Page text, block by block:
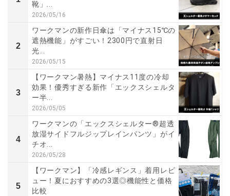
靴」...
2026/05/16
2
ワークマンの新作日傘は「マイナス15℃の
遮熱機能」がすごい！2300円で直射日
光...
2026/05/15
3
【ワークマン暑熱】マイナス11度の冷却
効果！優秀すぎる新作「エックスシェルタ
ー半...
2026/05/05
4
ワークマンの「エックスシェルター®超透
放湿サイドフルジップレインパンツ」がイ
チオ...
2026/05/28
5
【ワークマン】「冷感レギンス」着用レビ
ュー！夏におすすめの3選◎機能性と価格
比較